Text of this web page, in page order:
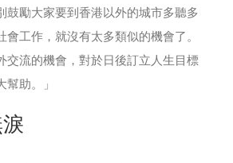
鼓勵大家要到香港以外的城市多聽多
工作，就沒有太多類似的機會了。
交流的機會，對於日後訂立人生目標
助。」